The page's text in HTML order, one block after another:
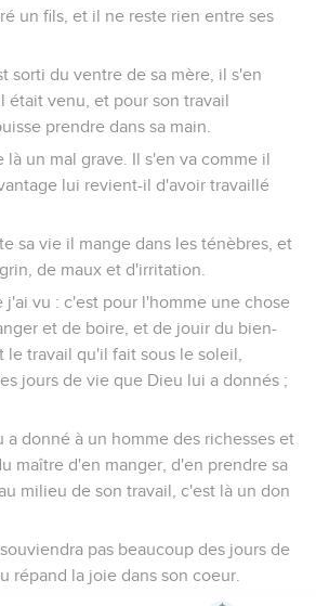
un fils, et il ne reste rien entre ses
sorti du ventre de sa mère, il s'en
était venu, et pour son travail
prendre dans sa main.
là un mal grave. Il s'en va comme il
lui revient-il d'avoir travaillé
sa vie il mange dans les ténèbres, et
de maux et d'irritation.
j'ai vu : c'est pour l'homme une chose
et de boire, et de jouir du bien-
travail qu'il fait sous le soleil,
jours de vie que Dieu lui a donnés ;
a donné à un homme des richesses et
maître d'en manger, d'en prendre sa
milieu de son travail, c'est là un don
pas beaucoup des jours de
répand la joie dans son coeur.